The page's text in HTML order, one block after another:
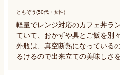
ともぞう(50代・女性)
軽量でレンジ対応のカフェ丼ラ
ていて、おかずや具とご飯を別
外瓶は、真空断熱になっている
るけるので出来立ての美味しさ